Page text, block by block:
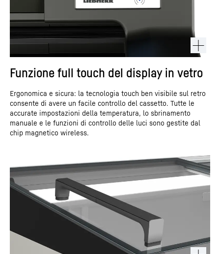
Funzione full touch del display in vetro
Ergonomica e sicura: la tecnologia touch ben visibile sul retro
consente di avere un facile controllo del cassetto. Tutte le
accurate impostazioni della temperatura, lo sbrinamento
manuale e le funzioni di controllo delle luci sono gestite dal
chip magnetico wireless.